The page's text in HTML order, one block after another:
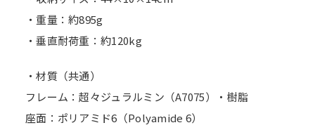
・重量：約895g
・垂直耐荷重：約120kg
・材質（共通）
フレーム：超々ジュラルミン（A7075）・樹脂
座面：ポリアミド6（Polyamide 6）